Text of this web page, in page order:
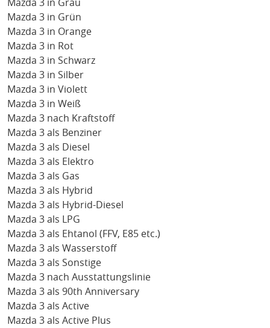
Mazda 3 in Grau
Mazda 3 in Grün
Mazda 3 in Orange
Mazda 3 in Rot
Mazda 3 in Schwarz
Mazda 3 in Silber
Mazda 3 in Violett
Mazda 3 in Weiß
Mazda 3 nach Kraftstoff
Mazda 3 als Benziner
Mazda 3 als Diesel
Mazda 3 als Elektro
Mazda 3 als Gas
Mazda 3 als Hybrid
Mazda 3 als Hybrid-Diesel
Mazda 3 als LPG
Mazda 3 als Ehtanol (FFV, E85 etc.)
Mazda 3 als Wasserstoff
Mazda 3 als Sonstige
Mazda 3 nach Ausstattungslinie
Mazda 3 als 90th Anniversary
Mazda 3 als Active
Mazda 3 als Active Plus